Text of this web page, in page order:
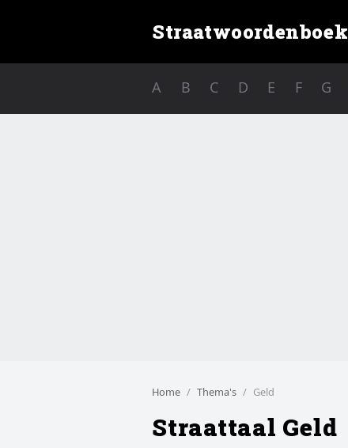
Straatwoordenboek
A B C D E F G
Home Thema's Geld
Straattaal Geld